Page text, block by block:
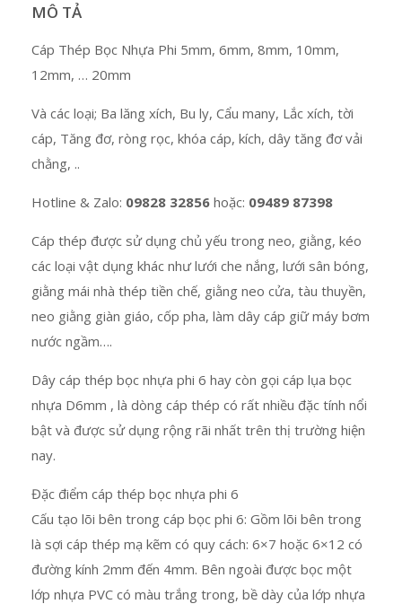
MÔ TẢ
Cáp Thép Bọc Nhựa Phi 5mm, 6mm, 8mm, 10mm,
12mm, … 20mm
Và các loại; Ba lăng xích, Bu ly, Cẩu many, Lắc xích, tời
cáp, Tăng đơ, ròng rọc, khóa cáp, kích, dây tăng đơ vải
chằng, ..
Hotline & Zalo: 09828 32856 hoặc: 09489 87398
Cáp thép được sử dụng chủ yếu trong neo, giằng, kéo
các loại vật dụng khác như lưới che nắng, lưới sân bóng,
giằng mái nhà thép tiền chế, giằng neo cửa, tàu thuyền,
neo giằng giàn giáo, cốp pha, làm dây cáp giữ máy bơm
nước ngầm….
Dây cáp thép bọc nhựa phi 6 hay còn gọi cáp lụa bọc
nhựa D6mm , là dòng cáp thép có rất nhiều đặc tính nổi
bật và được sử dụng rộng rãi nhất trên thị trường hiện
nay.
Đặc điểm cáp thép bọc nhựa phi 6
Cấu tạo lõi bên trong cáp bọc phi 6: Gồm lõi bên trong
là sợi cáp thép mạ kẽm có quy cách: 6×7 hoặc 6×12 có
đường kính 2mm đến 4mm. Bên ngoài được bọc một
lớp nhựa PVC có màu trắng trong, bề dày của lớp nhựa